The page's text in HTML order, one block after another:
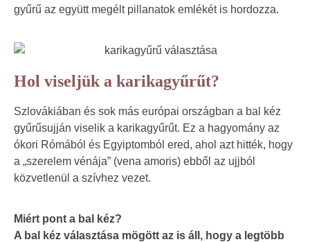
gyűrű az együtt megélt pillanatok emlékét is hordozza.
Hol viseljük a karikagyűrűt?
Szlovákiában és sok más európai országban a bal kéz
gyűrűsujján viselik a karikagyűrűt. Ez a hagyomány az
ókori Rómából és Egyiptomból ered, ahol azt hitték, hogy
a „szerelem vénája” (vena amoris) ebből az ujjból
közvetlenül a szívhez vezet.
Miért pont a bal kéz?
A bal kéz választása mögött az is áll, hogy a legtöbb